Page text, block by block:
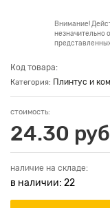
Внимание!
незначительно
Код товара:
Категория: Плинтус и
стоимость:
24.30
наличие на складе:
в наличии: 22